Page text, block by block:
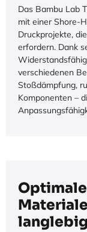
Das Bambu Lab
mit einer Shore-
Druckprojekte,
erfordern. Dank
verschiedenen
Stoßdämpfung,
Komponenten –
Optimale